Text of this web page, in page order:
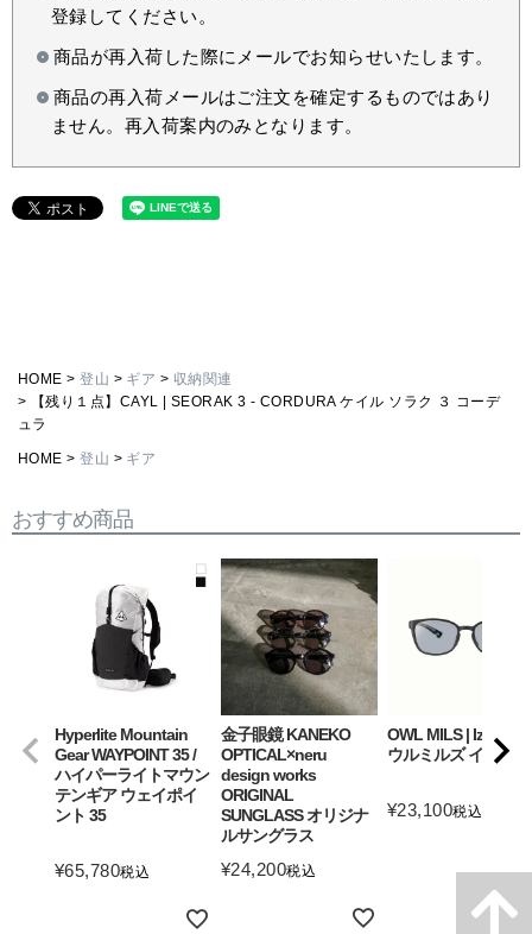
登録してください。
商品が再入荷した際にメールでお知らせいたします。
商品の再入荷メールはご注文を確定するものではあり
ません。再入荷案内のみとなります。
HOME 登山 ギア
収納関連
【残り１点】CAYL | SEORAK 3 - CORDURA ケイル ソラク ３ コーデ
ュラ
HOME 登山 ギア
おすすめ商品
Hyperlite Mountain
Gear WAYPOINT 35 /
ハイパーライトマウン
テンギア ウェイポイ
ント 35
¥65,780税込
金子眼鏡 KANEKO
OPTICAL×neru
design works
ORIGINAL
SUNGLASS オリジナ
ルサングラス
¥24,200税込
OWL MILS | Izanagi
ウルミルズ イザナギ
¥23,100税込